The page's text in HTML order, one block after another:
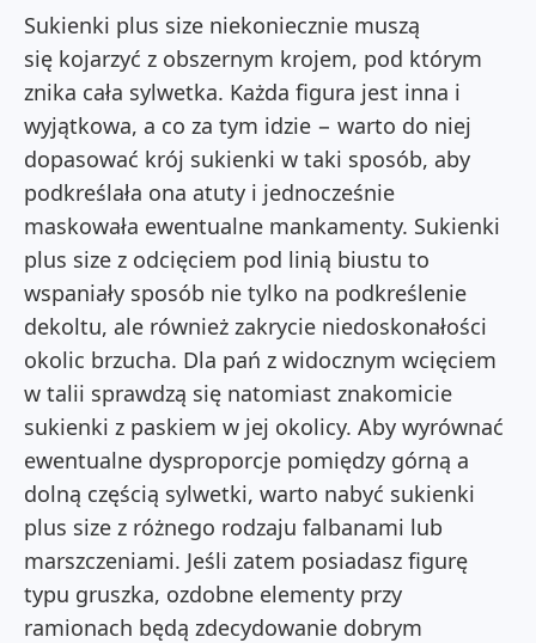
Sukienki plus size niekoniecznie muszą
się kojarzyć z obszernym krojem, pod którym
znika cała sylwetka. Każda figura jest inna i
wyjątkowa, a co za tym idzie − warto do niej
dopasować krój sukienki w taki sposób, aby
podkreślała ona atuty i jednocześnie
maskowała ewentualne mankamenty. Sukienki
plus size z odcięciem pod linią biustu to
wspaniały sposób nie tylko na podkreślenie
dekoltu, ale również zakrycie niedoskonałości
okolic brzucha. Dla pań z widocznym wcięciem
w talii sprawdzą się natomiast znakomicie
sukienki z paskiem w jej okolicy. Aby wyrównać
ewentualne dysproporcje pomiędzy górną a
dolną częścią sylwetki, warto nabyć sukienki
plus size z różnego rodzaju falbanami lub
marszczeniami. Jeśli zatem posiadasz figurę
typu gruszka, ozdobne elementy przy
ramionach będą zdecydowanie dobrym